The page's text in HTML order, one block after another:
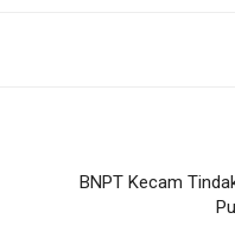
BNPT Kecam